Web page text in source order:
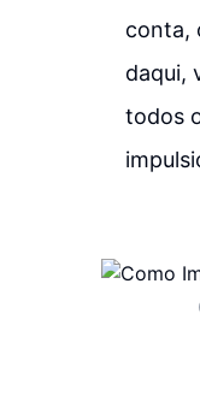
conta,
daqui,
todos